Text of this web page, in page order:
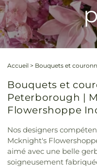
Accueil > Bouquets et
Bouquets et
Peterborough |
Flowershoppe
Nos designers
Mcknight's
aimé avec une belle
soigneusement